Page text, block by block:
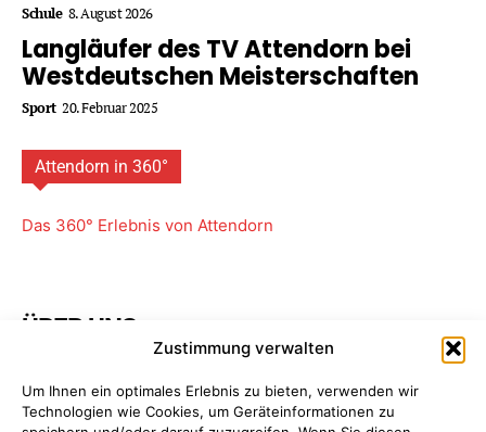
Zustimmung verwalten
Um Ihnen ein optimales Erlebnis zu bieten, verwenden wir
Technologien wie Cookies, um Geräteinformationen zu
Schule 8. August 2026
Langläufer des TV Attendorn bei
Westdeutschen Meisterschaften
Sport 20. Februar 2025
Attendorn in 360°
Das 360° Erlebnis von Attendorn
ÜBER UNS
+ MEDIA- Attendorn, Paderborn. Wir bieten Ihnen
maßgeschneiderte Komplettpakete für Ihre